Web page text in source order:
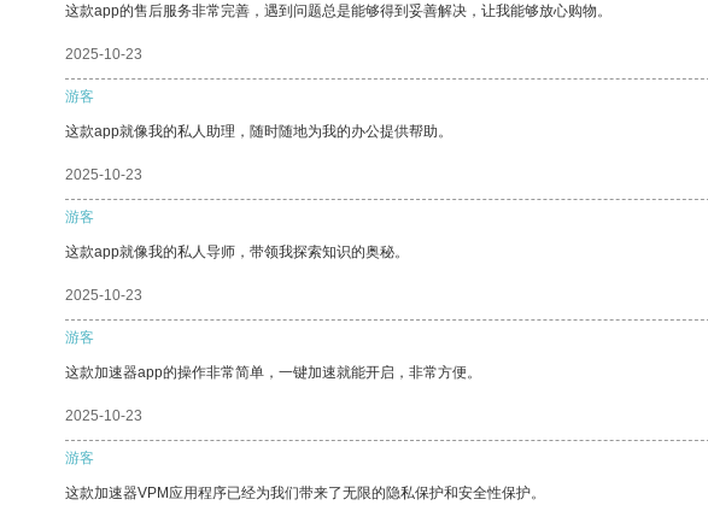
这款app的售后服务非常完善，遇到问题总是能够得到妥善解决，让我能够放心购物。
2025-10-23
游客
这款app就像我的私人助理，随时随地为我的办公提供帮助。
2025-10-23
游客
这款app就像我的私人导师，带领我探索知识的奥秘。
2025-10-23
游客
这款加速器app的操作非常简单，一键加速就能开启，非常方便。
2025-10-23
游客
这款加速器VPM应用程序已经为我们带来了无限的隐私保护和安全性保护。